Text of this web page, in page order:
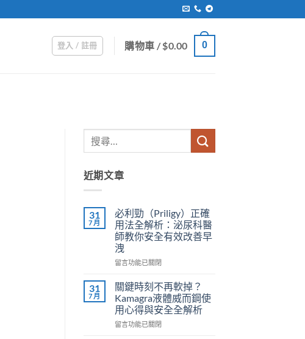
登入 / 註冊 購物車 /$0.00 0
近期文章
31
7 月
必利勁（Priligy）正確
用法全解析：泌尿科醫
師教你安全有效改善早
洩
在
利
勁
（Priligy）
正
確
留言功能已關閉
31
7 月
關鍵時刻不再軟掉？
Kamagra液體威而鋼使
用心得與安全全解析
在
留言功能已關閉